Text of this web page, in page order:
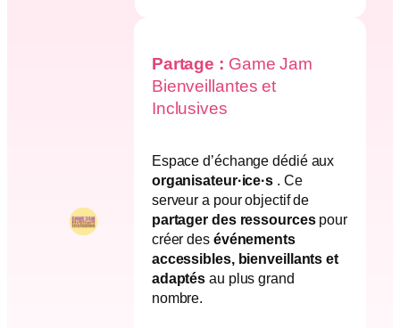
Partage : Game Jam
Bienveillantes et
Inclusives
Espace d’échange dédié aux
organisateur·ice·s . Ce
serveur a pour objectif de
partager des ressourcespour
créer desévénements
accessibles, bienveillants et
adaptés au plus grand
nombre.